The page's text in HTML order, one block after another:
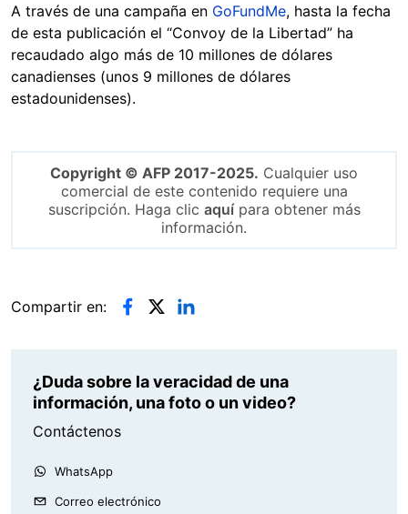
A través de una campaña en GoFundMe, hasta la fecha
de esta publicación el “Convoy de la Libertad” ha
recaudado algo más de 10 millones de dólares
canadienses (unos 9 millones de dólares
estadounidenses).
Copyright © AFP 2017-2025. Cualquier uso
comercial de este contenido requiere una
suscripción. Haga clic aquípara obtener más
información.
Compartir en:
¿Duda sobre la veracidad de una
información, una foto o un video?
Contáctenos
WhatsApp
Correo electrónico